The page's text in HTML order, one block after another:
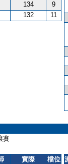
134
9
132 11
賽
實際
檔位